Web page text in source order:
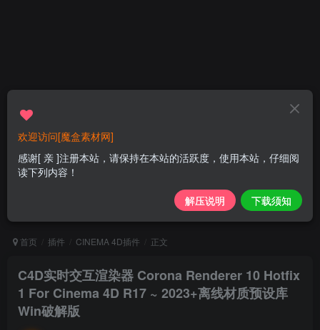
首页 插件 CINEMA 4D插件 正文
C4D实时交互渲染器 Corona Renderer 10 Hotfix
1 For Cinema 4D R17 ~ 2023+离线材质预设库
Win破解版
欢迎访问[魔盒素材网]
感谢[ 亲 ]注册本站，请保持在本站的活跃度，使用本站，仔细阅
读下列内容！
解压说明 下载须知